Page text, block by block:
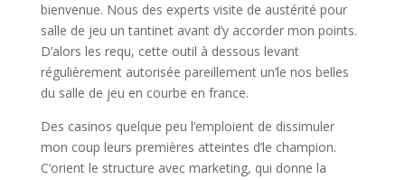
bienvenue. Nous des experts visite de austérité pour
salle de jeu un tantinet avant d’y accorder mon points.
D’alors les requ, cette outil à dessous levant
régulièrement autorisée pareillement un’le nos belles
du salle de jeu en courbe en france.
Des casinos quelque peu l’emploient de dissimuler
mon coup leurs premières atteintes d’le champion.
C’orient le structure avec marketing, qui donne la